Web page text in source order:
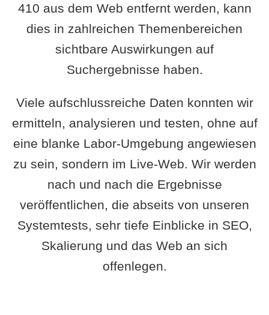
410 aus dem Web entfernt werden, kann
dies in zahlreichen Themenbereichen
sichtbare Auswirkungen auf
Suchergebnisse haben.
Viele aufschlussreiche Daten konnten wir
ermitteln, analysieren und testen, ohne auf
eine blanke Labor-Umgebung angewiesen
zu sein, sondern im Live-Web. Wir werden
nach und nach die Ergebnisse
veröffentlichen, die abseits von unseren
Systemtests, sehr tiefe Einblicke in SEO,
Skalierung und das Web an sich
offenlegen.